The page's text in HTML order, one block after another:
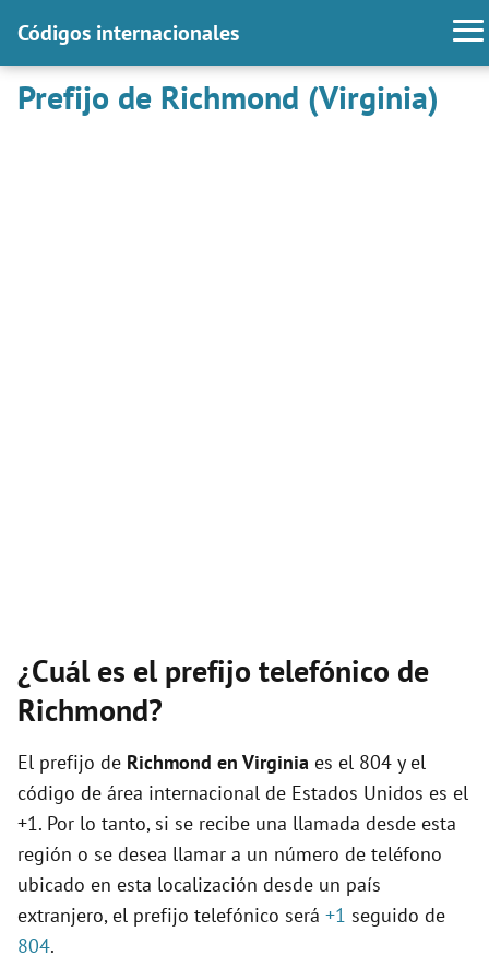
Códigos internacionales
Prefijo de Richmond (Virginia)
¿Cuál es el prefijo telefónico de
Richmond?
El prefijo de Richmond en Virginia es el 804 y el
código de área internacional de Estados Unidos es el
+1. Por lo tanto, si se recibe una llamada desde esta
región o se desea llamar a un número de teléfono
ubicado en esta localización desde un país
extranjero, el prefijo telefónico será +1 seguido de
804.